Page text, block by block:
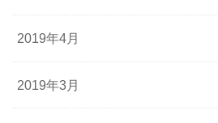
2019年4月
2019年3月